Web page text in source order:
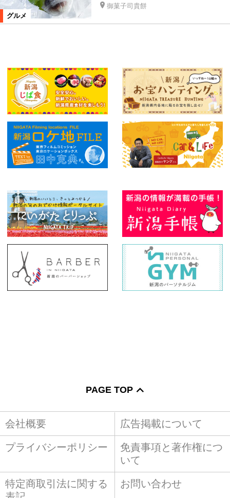
グルメ
御菓子司貴餅
PAGE TOP
会社概要 広告掲載について
プライバシーポリシー
免責事項と著作権につ
いて
特定商取引法に関する
お問い合わせ